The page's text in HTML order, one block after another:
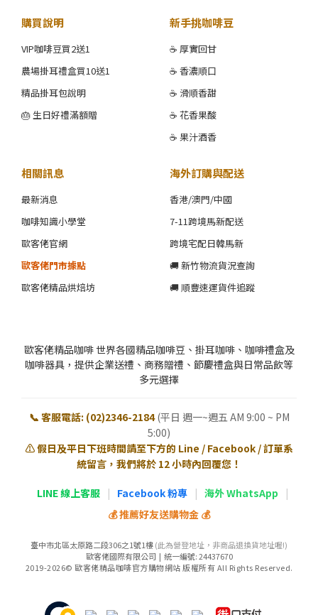
購買說明
VIP咖啡豆買2送1
農場掛耳禮盒買10送1
精品掛耳包說明
🎂 生日好禮滿額贈
新手挑咖啡豆
☕ 厚實回甘
☕ 香濃順口
☕ 滑順香甜
☕ 花香果酸
☕ 果汁酒香
相關訊息
最新消息
咖啡知識小學堂
歐客佬官網
歐客佬門市據點
歐客佬精品烘焙坊
海外訂購與配送
香港/澳門/中國
7-11跨境馬新配送
跨境宅配日韓馬新
🚚 新竹物流貨況查詢
🚚 順豐速運貨件追蹤
歐客佬精品咖啡 世界各國精品咖啡豆、掛耳咖啡、咖啡禮盒及
咖啡器具，提供企業送禮、商務贈禮、節慶禮盒與日常品飲等
多元選擇
📞 客服電話: (02)2346-2184 (平日 週一~週五 AM 9:00 ~ PM
5:00)
⚠️ 假日及平日下班時間請至下方的 Line / Facebook / 訂單系
統留言，我們將於 12 小時內回覆您！
LINE 線上客服 | Facebook 粉專 | 海外 WhatsApp
|
💰 推薦好友送購物金 💰
臺中市北區太原路二段306之1號1樓(此為營登地址，非商品退換貨地址喔!)
歐客佬國際有限公司 | 統一編號: 24437670
2019-2026© 歐客佬精品咖啡官方購物網站 版權所有 All Rights Reserved.